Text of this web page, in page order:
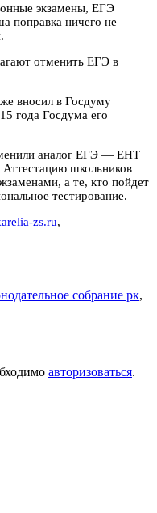
экзамены, ЕГЭ
поправка ничего не
отменить ЕГЭ в
вносил в Госдуму
года Госдума его
аналог ЕГЭ — ЕНТ
школьников
а те, кто пойдет
тестирование.
zs.ru,
собрание рк,
авторизоваться.